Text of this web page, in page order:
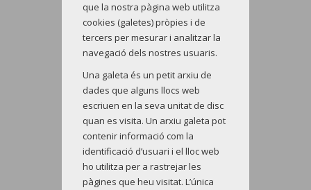
que la nostra pàgina web utilitza
cookies (galetes) pròpies i de
tercers per mesurar i analitzar la
navegació dels nostres usuaris.
Una galeta és un petit arxiu de
dades que alguns llocs web
escriuen en la seva unitat de disc
quan es visita. Un arxiu galeta pot
contenir informació com la
identificació d’usuari i el lloc web
ho utilitza per a rastrejar les
pàgines que heu visitat. L’única